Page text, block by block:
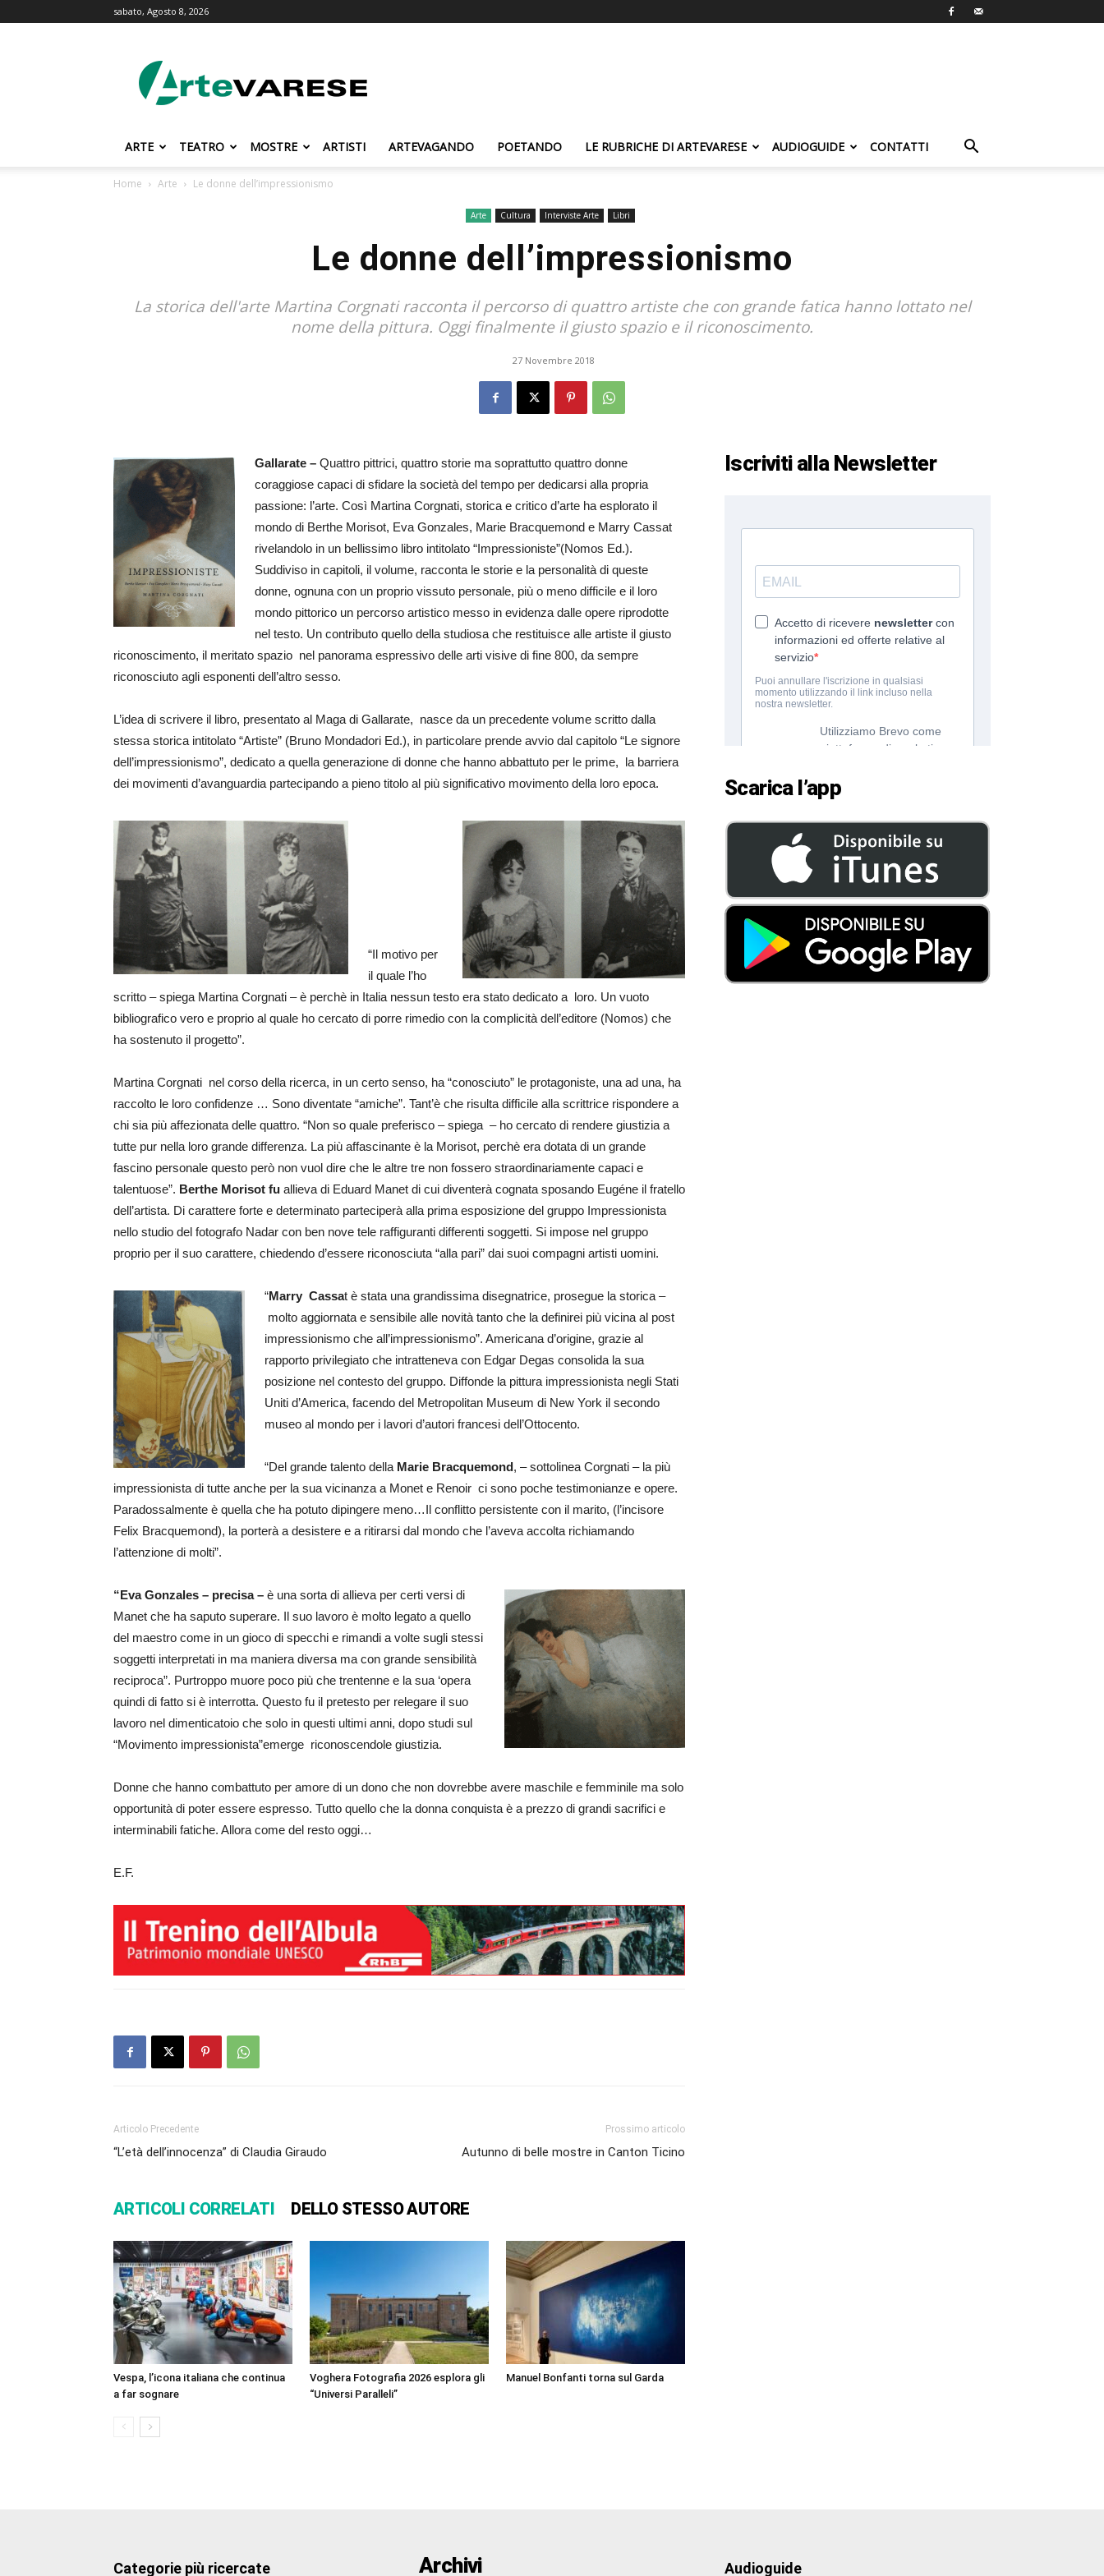
sabato, Agosto 8, 2026
ARTE TEATRO MOSTRE ARTISTI ARTEVAGANDO POETANDO LE RUBRICHE DI ARTEVARESE AUDIOGUIDE CONTATTI
Home Arte Le donne dell’impressionismo
Arte Cultura Interviste Arte Libri
Le donne dell’impressionismo
La storica dell'arte Martina Corgnati racconta il percorso di quattro artiste che con grande fatica hanno lottato nel
nome della pittura. Oggi finalmente il giusto spazio e il riconoscimento.
27 Novembre 2018
Gallarate – Quattro pittrici, quattro storie ma soprattutto quattro donne
coraggiose capaci di sfidare la società del tempo per dedicarsi alla propria
passione: l’arte. Così Martina Corgnati, storica e critico d’arte ha esplorato il
mondo di Berthe Morisot, Eva Gonzales, Marie Bracquemond e Marry Cassat
rivelandolo in un bellissimo libro intitolato “Impressioniste”(Nomos Ed.).
Suddiviso in capitoli, il volume, racconta le storie e la personalità di queste
donne, ognuna con un proprio vissuto personale, più o meno difficile e il loro
mondo pittorico un percorso artistico messo in evidenza dalle opere riprodotte
nel testo. Un contributo quello della studiosa che restituisce alle artiste il giusto
riconoscimento, il meritato spazio nel panorama espressivo delle arti visive di fine 800, da sempre
riconosciuto agli esponenti dell’altro sesso.
L’idea di scrivere il libro, presentato al Maga di Gallarate, nasce da un precedente volume scritto dalla
stessa storica intitolato “Artiste” (Bruno Mondadori Ed.), in particolare prende avvio dal capitolo “Le signore
dell’impressionismo”, dedicato a quella generazione di donne che hanno abbattuto per le prime, la barriera
dei movimenti d’avanguardia partecipando a pieno titolo al più significativo movimento della loro epoca.
“Il motivo per
il quale l’ho
scritto – spiega Martina Corgnati – è perchè in Italia nessun testo era stato dedicato a loro. Un vuoto
bibliografico vero e proprio al quale ho cercato di porre rimedio con la complicità dell’editore (Nomos) che
ha sostenuto il progetto”.
Martina Corgnati nel corso della ricerca, in un certo senso, ha “conosciuto” le protagoniste, una ad una, ha
raccolto le loro confidenze … Sono diventate “amiche”. Tant’è che risulta difficile alla scrittrice rispondere a
chi sia più affezionata delle quattro. “Non so quale preferisco – spiega – ho cercato di rendere giustizia a
tutte pur nella loro grande differenza. La più affascinante è la Morisot, perchè era dotata di un grande
fascino personale questo però non vuol dire che le altre tre non fossero straordinariamente capaci e
talentuose”. Berthe Morisot fu allieva di Eduard Manet di cui diventerà cognata sposando Eugéne il fratello
dell’artista. Di carattere forte e determinato parteciperà alla prima esposizione del gruppo Impressionista
nello studio del fotografo Nadar con ben nove tele raffiguranti differenti soggetti. Si impose nel gruppo
proprio per il suo carattere, chiedendo d’essere riconosciuta “alla pari” dai suoi compagni artisti uomini.
“Marry Cassat è stata una grandissima disegnatrice, prosegue la storica –
molto aggiornata e sensibile alle novità tanto che la definirei più vicina al post
impressionismo che all’impressionismo”. Americana d’origine, grazie al
rapporto privilegiato che intratteneva con Edgar Degas consolida la sua
posizione nel contesto del gruppo. Diffonde la pittura impressionista negli Stati
Uniti d’America, facendo del Metropolitan Museum di New York il secondo
museo al mondo per i lavori d’autori francesi dell’Ottocento.
“Del grande talento della Marie Bracquemond, – sottolinea Corgnati – la più
impressionista di tutte anche per la sua vicinanza a Monet e Renoir ci sono poche testimonianze e opere.
Paradossalmente è quella che ha potuto dipingere meno…Il conflitto persistente con il marito, (l’incisore
Felix Bracquemond), la porterà a desistere e a ritirarsi dal mondo che l’aveva accolta richiamando
l’attenzione di molti”.
“Eva Gonzales – precisa – è una sorta di allieva per certi versi di
Manet che ha saputo superare. Il suo lavoro è molto legato a quello
del maestro come in un gioco di specchi e rimandi a volte sugli stessi
soggetti interpretati in ma maniera diversa ma con grande sensibilità
reciproca”. Purtroppo muore poco più che trentenne e la sua ‘opera
quindi di fatto si è interrotta. Questo fu il pretesto per relegare il suo
lavoro nel dimenticatoio che solo in questi ultimi anni, dopo studi sul
“Movimento impressionista”emerge riconoscendole giustizia.
Donne che hanno combattuto per amore di un dono che non dovrebbe avere maschile e femminile ma solo
opportunità di poter essere espresso. Tutto quello che la donna conquista è a prezzo di grandi sacrifici e
interminabili fatiche. Allora come del resto oggi…
E.F.
Articolo Precedente
“L’età dell’innocenza” di Claudia Giraudo
Prossimo articolo
Autunno di belle mostre in Canton Ticino
ARTICOLI CORRELATI DELLO STESSO AUTORE
Vespa, l’icona italiana che continua
a far sognare
Voghera Fotografia 2026 esplora gli
“Universi Paralleli”
Manuel Bonfanti torna sul Garda
Iscriviti alla Newsletter
Scarica l’app
Categorie più ricercate Archivi Audioguide